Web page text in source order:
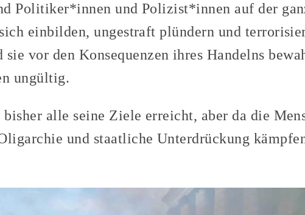
Politiker*innen und Polizist*innen auf der
einbilden, ungestraft plündern und
vor den Konsequenzen ihres Handelns
ungültig.
alle seine Ziele erreicht, aber da die
und staatliche Unterdrückung